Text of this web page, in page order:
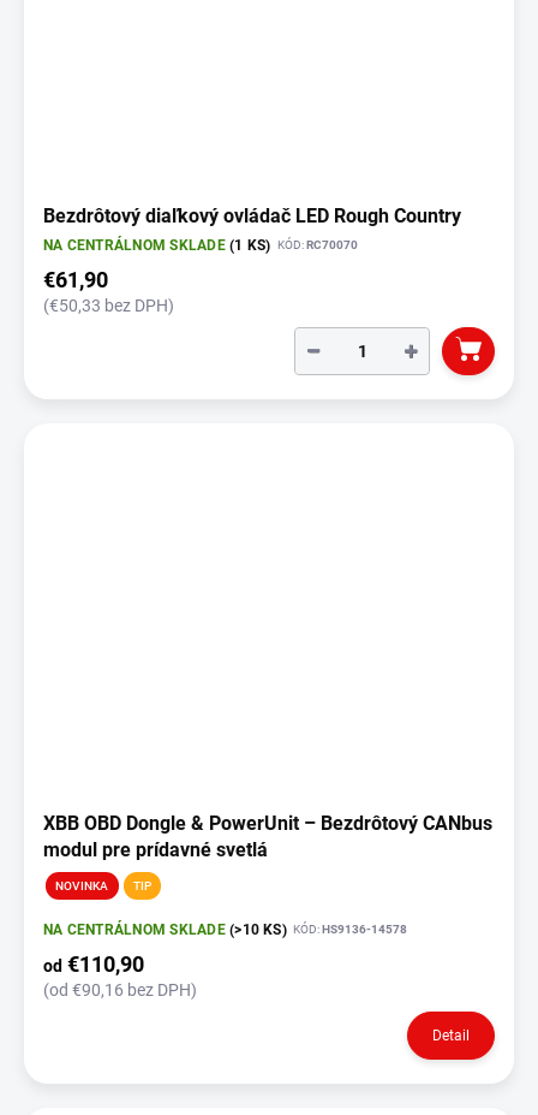
Bezdrôtový diaľkový ovládač LED Rough Country
NA CENTRÁLNOM SKLADE(1 KS) KÓD:RC70070
€61,90
(€50,33 bez DPH)
+
−
XBB OBD Dongle & PowerUnit – Bezdrôtový CANbus
modul pre prídavné svetlá
NOVINKA TIP
NA CENTRÁLNOM SKLADE(>10 KS) KÓD:HS9136-14578
od €110,90
(od €90,16 bez DPH)
Detail